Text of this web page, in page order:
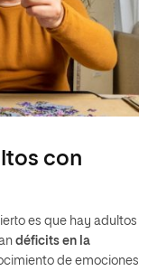
con
es que hay adultos
déficits en la
de emociones